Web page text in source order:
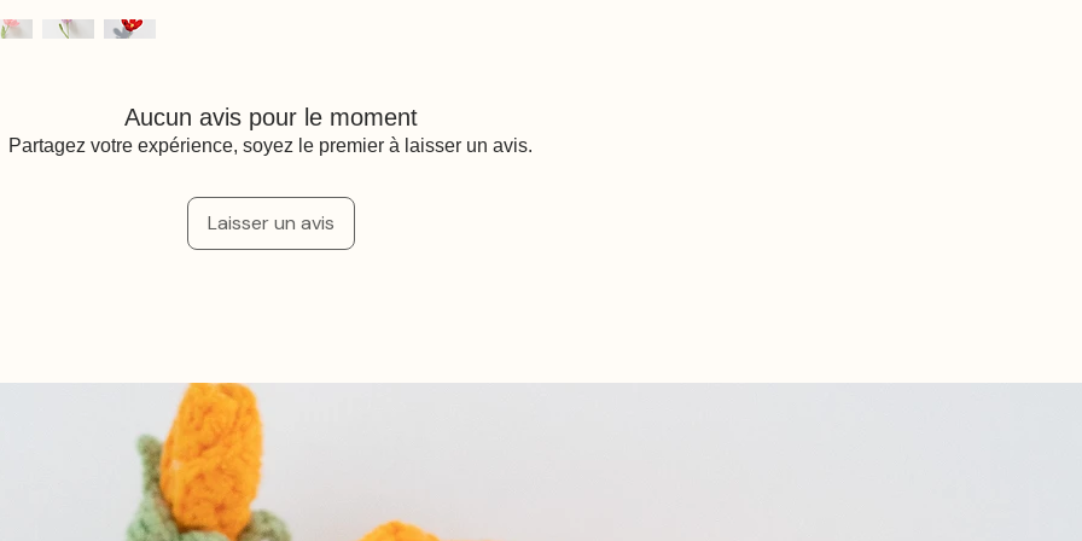
Aucun avis pour le moment
Partagez votre expérience, soyez le premier à laisser un avis.
Laisser un avis